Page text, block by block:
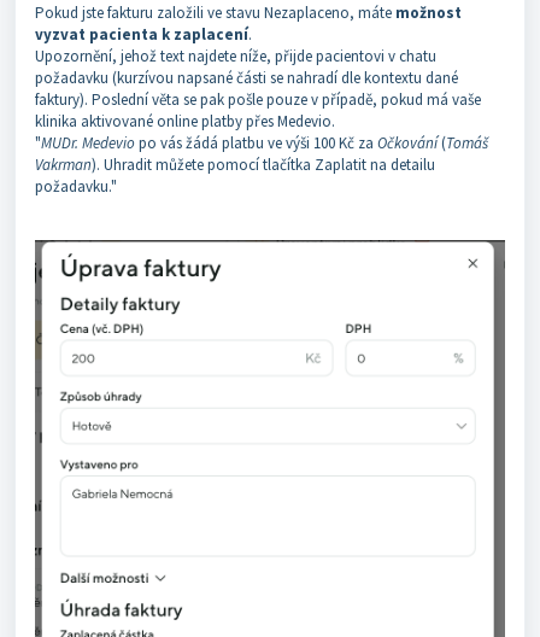
Pokud jste fakturu založili ve stavu Nezaplaceno, máte možnost
vyzvat pacienta k zaplacení.
Upozornění, jehož text najdete níže, přijde pacientovi v chatu
požadavku (kurzívou napsané části se nahradí dle kontextu dané
faktury). Poslední věta se pak pošle pouze v případě, pokud má vaše
klinika aktivované online platby přes Medevio.
"MUDr. Medeviopo vás žádá platbu ve výši 100 Kč za Očkování(Tomáš
Vakrman). Uhradit můžete pomocí tlačítka Zaplatit na detailu
požadavku."